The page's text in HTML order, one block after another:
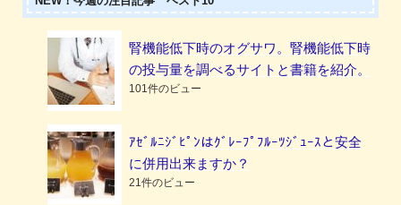
腎機能低下時のオグサワ。腎機能低下時
の投与量を調べるサイトと書籍を紹介。
101件のビュー
ｱｾﾞﾙﾆｼﾞﾋﾟﾝはｸﾞﾚｰﾌﾟﾌﾙｰﾂｼﾞｭｰｽと安全
に併用出来ますか？
21件のビュー